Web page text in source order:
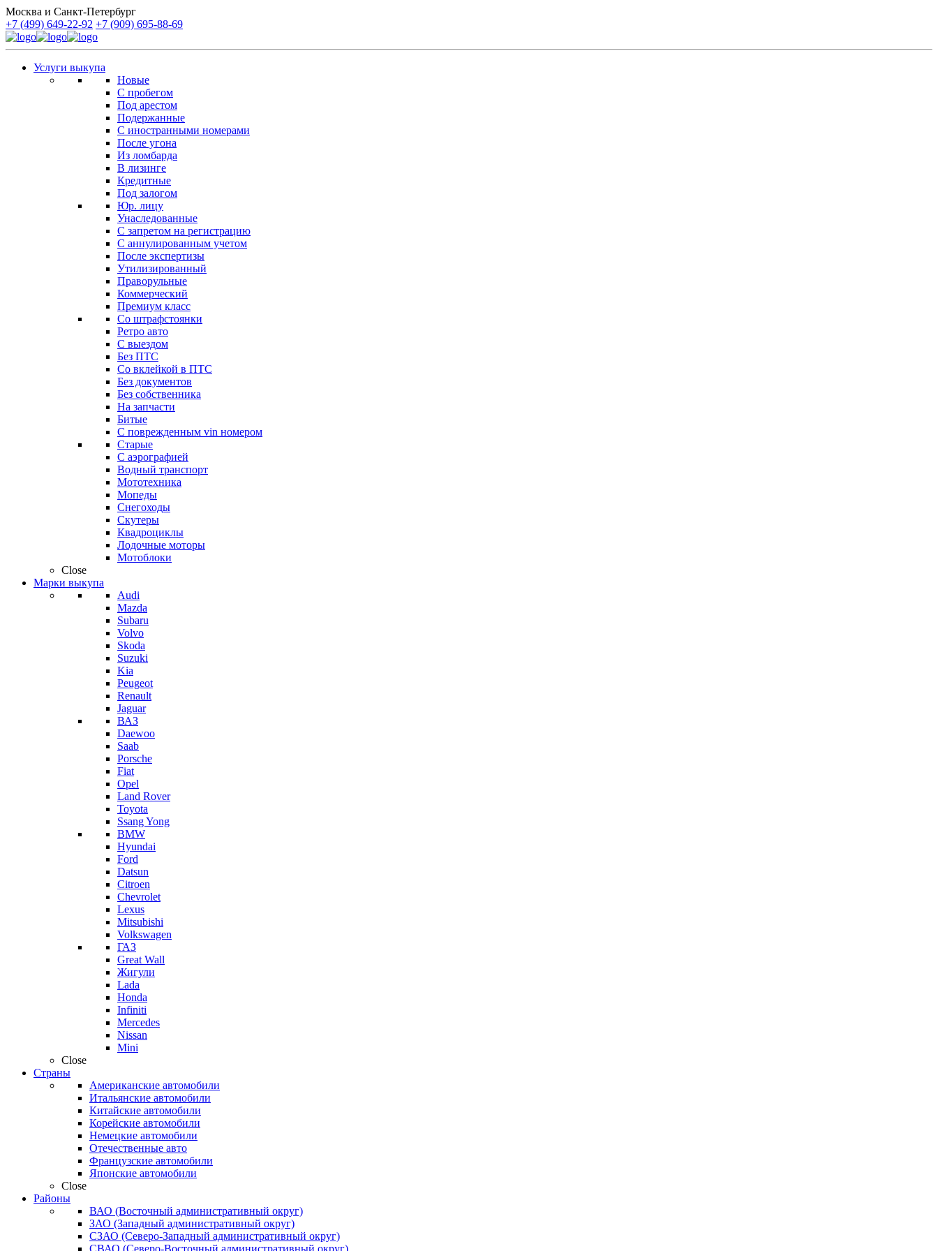
Москва и Санкт-Петербург
+7 (499) 649-22-92 +7 (909) 695-88-69
Услуги выкупа
Новые
С пробегом
Под арестом
Подержанные
С иностранными номерами
После угона
Из ломбарда
В лизинге
Кредитные
Под залогом
Юр. лицу
Унаследованные
С запретом на регистрацию
С аннулированным учетом
После экспертизы
Утилизированный
Праворульные
Коммерческий
Премиум класс
Со штрафстоянки
Ретро авто
С выездом
Без ПТС
Со вклейкой в ПТС
Без документов
Без собственника
На запчасти
Битые
С поврежденным vin номером
Старые
С аэрографией
Водный транспорт
Мототехника
Мопеды
Снегоходы
Скутеры
Квадроциклы
Лодочные моторы
Мотоблоки
Close
Марки выкупа
Audi
Mazda
Subaru
Volvo
Skoda
Suzuki
Kia
Peugeot
Renault
Jaguar
ВАЗ
Daewoo
Saab
Porsche
Fiat
Opel
Land Rover
Toyota
Ssang Yong
BMW
Hyundai
Ford
Datsun
Citroen
Chevrolet
Lexus
Mitsubishi
Volkswagen
ГАЗ
Great Wall
Жигули
Lada
Honda
Infiniti
Mercedes
Nissan
Mini
Close
Страны
Американские автомобили
Итальянские автомобили
Китайские автомобили
Корейские автомобили
Немецкие автомобили
Отечественные авто
Французские автомобили
Японские автомобили
Close
Районы
ВАО (Восточный административный округ)
ЗАО (Западный административный округ)
СЗАО (Северо-Западный административный округ)
СВАО (Северо-Восточный административный округ)